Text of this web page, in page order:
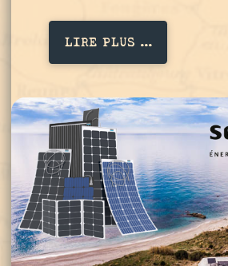
LIRE PLUS ...